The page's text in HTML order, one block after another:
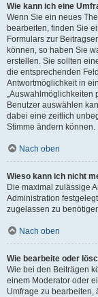
Wie kann ich eine
Wenn Sie ein neues
bearbeiten, finden Sie
Formulars zur
können, so haben Sie
erstellen. Sie sollten
die entsprechenden
Antwortmöglichkeit in
„Auswahlmöglichkeiten
Benutzer auswählen
dabei eine zeitlich
Stimme ändern können.
Nach oben
Wieso kann ich nicht
Die maximal zulässige
Administration
zugelassen zu
Nach oben
Wie bearbeite oder
Wie bei den Beiträgen
einem Moderator oder
Umfrage zu bearbeiten,